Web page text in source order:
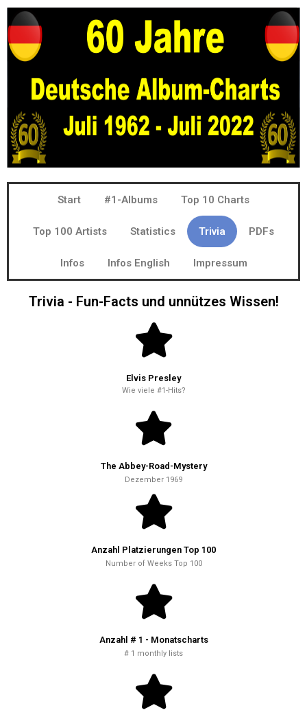
Start #1-Albums Top 10 Charts
Top 100 Artists Statistics Trivia PDFs
Infos Infos English Impressum
Trivia - Fun-Facts und unnützes Wissen!
Elvis Presley
Wie viele #1-Hits?
The Abbey-Road-Mystery
Dezember 1969
Anzahl Platzierungen Top 100
Number of Weeks Top 100
Anzahl # 1 - Monatscharts
# 1 monthly lists